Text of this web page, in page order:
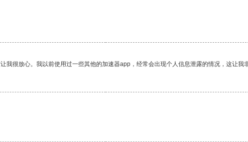
很放心。我以前使用过一些其他的加速器app，经常会出现个人信息泄露的情况，这让我